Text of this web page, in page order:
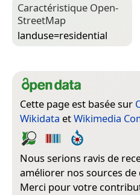
Caractéristique Open­
Street­Map
landuse=­residential
Cette page est basée sur
Wikidata etWikimedia
Nous serions ravis de
améliorer nos sources
Merci pour votre